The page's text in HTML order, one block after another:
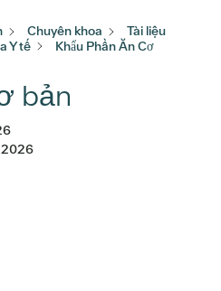
Chuyên khoa
Tài liệu
Y tế
Khẩu Phần Ăn Cơ
bản
2026